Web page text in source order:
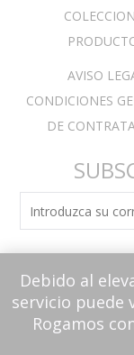
AVISO
CONDICIONES
DE
Debido al
servicio puede
Rogamos